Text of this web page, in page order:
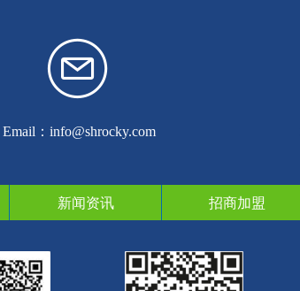
新闻资讯 招商加盟
Email：info@shrocky.com